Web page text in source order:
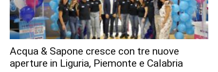
Acqua & Sapone cresce con tre nuove
aperture in Liguria, Piemonte e Calabria